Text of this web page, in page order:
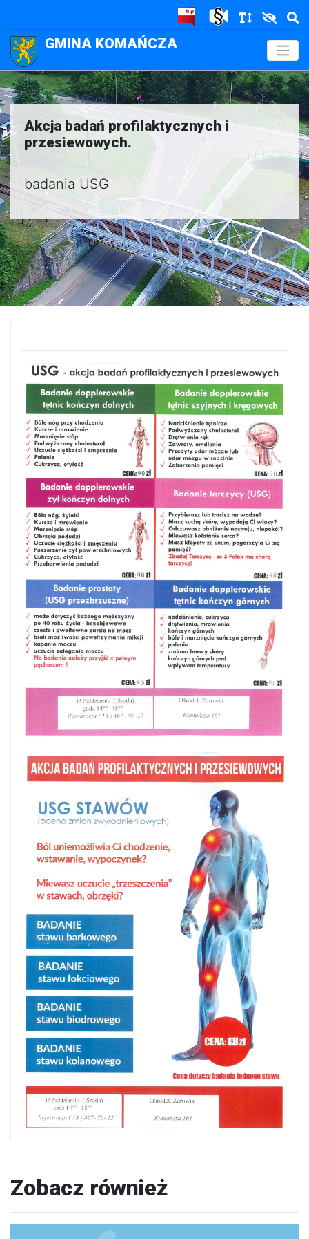
GMINA KOMAŃCZA .
Akcja badań profilaktycznych i
przesiewowych.
badania USG
Zobacz również